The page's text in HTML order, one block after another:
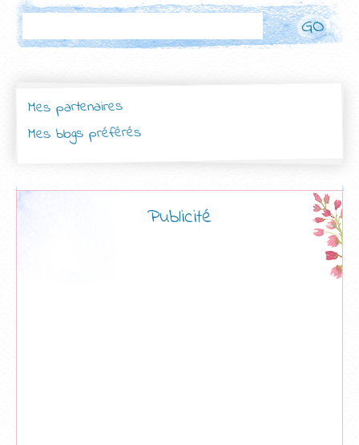
Mes partenaires
Mes blogs préférés
Publicité